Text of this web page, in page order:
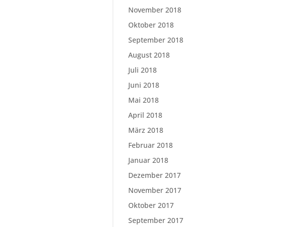
November 2018
Oktober 2018
September 2018
August 2018
Juli 2018
Juni 2018
Mai 2018
April 2018
März 2018
Februar 2018
Januar 2018
Dezember 2017
November 2017
Oktober 2017
September 2017